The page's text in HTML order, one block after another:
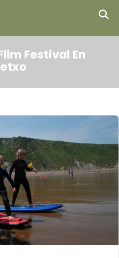
Festival En